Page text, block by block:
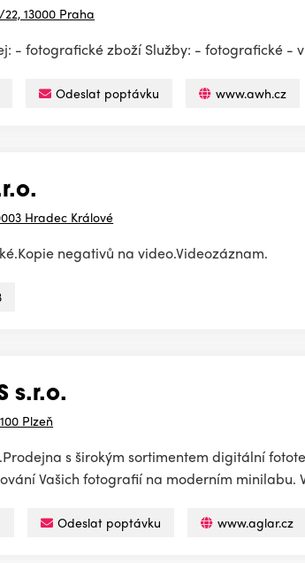
13000 Praha
- fotografické zboží Služby: - fotografické -
Odeslat poptávku www.awh.cz
Hradec Králové
negativů na video.Videozáznam.
s.r.o.
Plzeň
s širokým sortimentem digitální
Vašich fotografií na moderním minilabu.
Odeslat poptávku www.aglar.cz